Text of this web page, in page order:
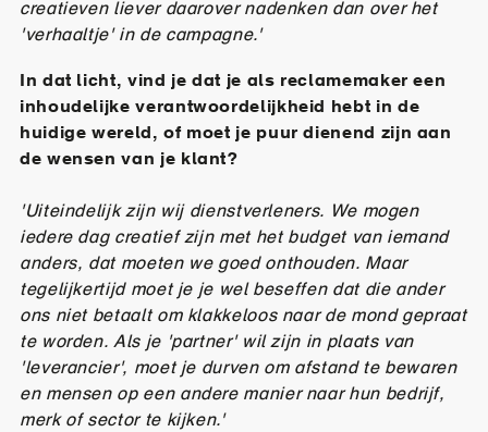
creatieven liever daarover nadenken dan over het
'verhaaltje' in de campagne.'
In dat licht, vind je dat je als reclamemaker een
inhoudelijke verantwoordelijkheid hebt in de
huidige wereld, of moet je puur dienend zijn aan
de wensen van je klant?
'Uiteindelijk zijn wij dienstverleners. We mogen
iedere dag creatief zijn met het budget van iemand
anders, dat moeten we goed onthouden. Maar
tegelijkertijd moet je je wel beseffen dat die ander
ons niet betaalt om klakkeloos naar de mond gepraat
te worden. Als je 'partner' wil zijn in plaats van
'leverancier', moet je durven om afstand te bewaren
en mensen op een andere manier naar hun bedrijf,
merk of sector te kijken.'